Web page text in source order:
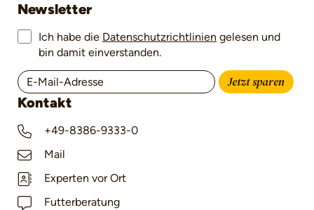
Newsletter
Ich habe die Datenschutzrichtlinien gelesen und
bin damit einverstanden.
Jetzt sparen
Kontakt
+49-8386-9333-0
Mail
Experten vor Ort
Futterberatung